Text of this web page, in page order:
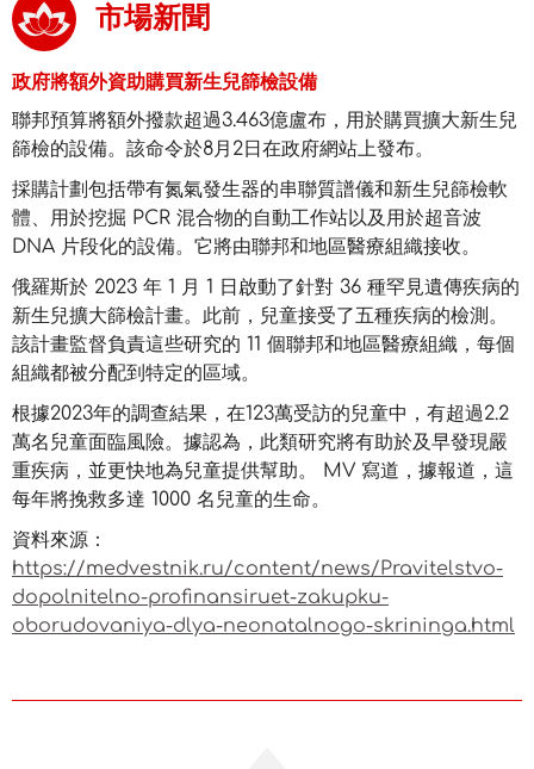
市場新聞
政府將額外資助購買新生兒篩檢設備
聯邦預算將額外撥款超過3.463億盧布，用於購買擴大新生兒
篩檢的設備。該命令於8月2日在政府網站上發布。
採購計劃包括帶有氮氣發生器的串聯質譜儀和新生兒篩檢軟
體、用於挖掘 PCR 混合物的自動工作站以及用於超音波
DNA 片段化的設備。它將由聯邦和地區醫療組織接收。
俄羅斯於 2023 年 1 月 1 日啟動了針對 36 種罕見遺傳疾病的
新生兒擴大篩檢計畫。此前，兒童接受了五種疾病的檢測。
該計畫監督負責這些研究的 11 個聯邦和地區醫療組織，每個
組織都被分配到特定的區域。
根據2023年的調查結果，在123萬受訪的兒童中，有超過2.2
萬名兒童面臨風險。據認為，此類研究將有助於及早發現嚴
重疾病，並更快地為兒童提供幫助。 MV 寫道，據報道，這
每年將挽救多達 1000 名兒童的生命。
資料來源：
https://medvestnik.ru/content/news/Pravitelstvo-
dopolnitelno-profinansiruet-zakupku-
oborudovaniya-dlya-neonatalnogo-skrininga.html